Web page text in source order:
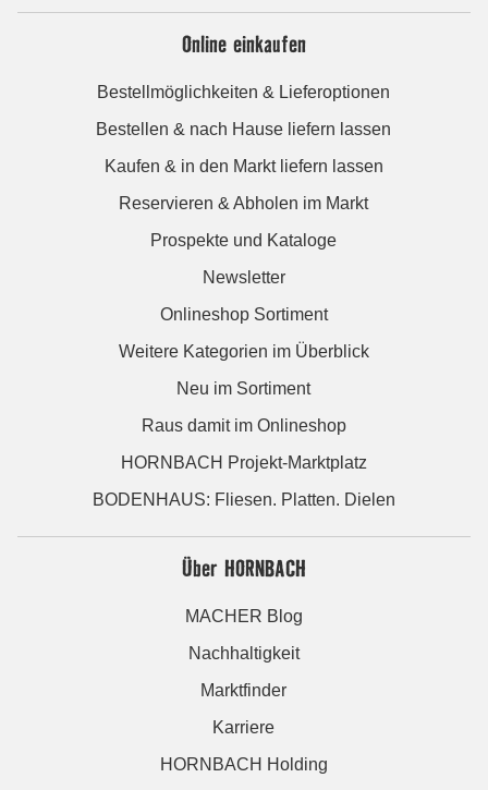
Online einkaufen
Bestellmöglichkeiten & Lieferoptionen
Bestellen & nach Hause liefern lassen
Kaufen & in den Markt liefern lassen
Reservieren & Abholen im Markt
Prospekte und Kataloge
Newsletter
Onlineshop Sortiment
Weitere Kategorien im Überblick
Neu im Sortiment
Raus damit im Onlineshop
HORNBACH Projekt-Marktplatz
BODENHAUS: Fliesen. Platten. Dielen
Über HORNBACH
MACHER Blog
Nachhaltigkeit
Marktfinder
Karriere
HORNBACH Holding